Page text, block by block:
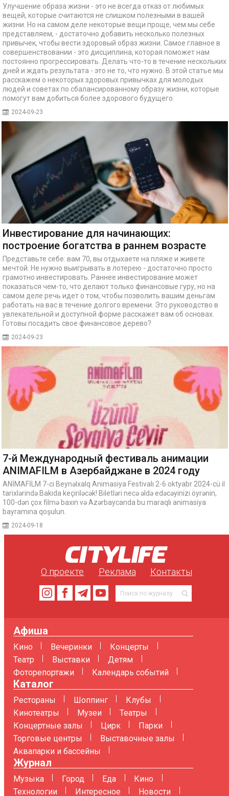
Улучшение образа жизни - это не всегда отказ от любимых
вещей, которые считаются не слишком полезными в вашей
жизни. Но на самом деле некоторые вещи проще, чем мы себе
представляем, - достаточно добавить несколько полезных
привычек, чтобы вести здоровый образ жизни. Самое главное в
совершенствовании - это дисциплина, которая поможет нам
постоянно прогрессировать. Делать что-то в течение нескольких
дней и ждать результата - это не то, что нужно. В этой статье мы
расскажем о некоторых здоровых привычках для молодых
людей и советах по сбалансированному образу жизни, которые
помогут вам добиться более здорового будущего.
2024-09-23
Инвестирование для начинающих:
построение богатства в раннем возрасте
Представьте себе: вам 70, вы отдыхаете на пляже и живете
мечтой. Не нужно выигрывать в лотерею - достаточно просто
грамотно инвестировать. Раннее инвестирование может
показаться чем-то, что делают только финансовые гуру, но на
самом деле речь идет о том, чтобы позволить вашим деньгам
работать на вас в течение долгого времени. Это руководство в
увлекательной и доступной форме расскажет вам об основах.
Готовы посадить свое финансовое дерево?
2024-09-23
7-й Международный фестиваль анимации
ANIMAFILM в Азербайджане в 2024 году
ANİMAFİLM 7-ci Beynəlxalq Animasiya Festivalı 2-6 oktyabr 2024-cü il
tarixlərində Bakıda keçiriləcək! Biletləri necə əldə edəcəyinizi öyrənin,
100-dən çox filmə baxın və Azərbaycanda bu maraqlı animasiya
bayramına qoşulun.
2024-09-18
О проекте Реклама Контакты
Афиша
Кино Вечеринки
Концерты
Театр
Выставки
Детям
Фоторепортажи
Календарь событий
Каталог
Рестораны Шоппинг
Клубы
Кинотеатры
Музеи
Театры
Концертные залы
Цирк
Парки
Торговые центры
Выставочные залы
Аквапарки и бассейны
Журнал
Музыка Город Еда
Кино
Технологии
Интересное Новости